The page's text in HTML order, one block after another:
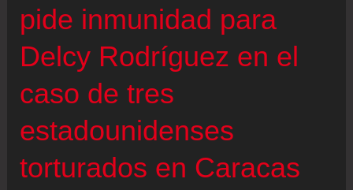
pide inmunidad para
Delcy Rodríguez en el
caso de tres
estadounidenses
torturados en Caracas